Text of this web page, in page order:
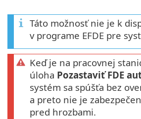
Táto možnosť nie je k
v programe EFDE pre
Keď je na pracovnej
úloha Pozastaviť FDE
systém sa spúšťa bez
a preto nie je
pred hrozbami.